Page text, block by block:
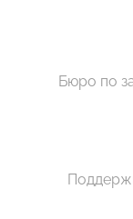
Бюро по